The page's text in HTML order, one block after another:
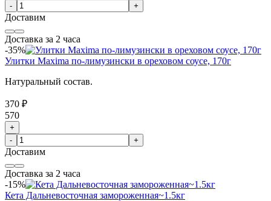
-
+
Доставим
Доставка за 2 часа
-35%
Улитки Maxima по-лимузински в ореховом соусе, 170г
Натуральный состав.
370 ₽
570
+
-
+
Доставим
Доставка за 2 часа
-15%
Кета Дальневосточная замороженная~1.5кг